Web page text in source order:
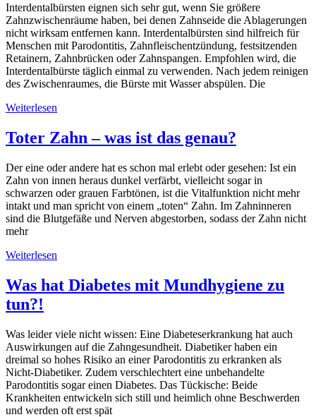
Interdentalbürsten eignen sich sehr gut, wenn Sie größere
Zahnzwischenräume haben, bei denen Zahnseide die Ablagerungen
nicht wirksam entfernen kann. Interdentalbürsten sind hilfreich für
Menschen mit Parodontitis, Zahnfleischentzündung, festsitzenden
Retainern, Zahnbrücken oder Zahnspangen. Empfohlen wird, die
Interdentalbürste täglich einmal zu verwenden. Nach jedem reinigen
des Zwischenraumes, die Bürste mit Wasser abspülen. Die
Weiterlesen
Toter Zahn – was ist das genau?
Der eine oder andere hat es schon mal erlebt oder gesehen: Ist ein
Zahn von innen heraus dunkel verfärbt, vielleicht sogar in
schwarzen oder grauen Farbtönen, ist die Vitalfunktion nicht mehr
intakt und man spricht von einem „toten“ Zahn. Im Zahninneren
sind die Blutgefäße und Nerven abgestorben, sodass der Zahn nicht
mehr
Weiterlesen
Was hat Diabetes mit Mundhygiene zu
tun?!
Was leider viele nicht wissen: Eine Diabeteserkrankung hat auch
Auswirkungen auf die Zahngesundheit. Diabetiker haben ein
dreimal so hohes Risiko an einer Parodontitis zu erkranken als
Nicht-Diabetiker. Zudem verschlechtert eine unbehandelte
Parodontitis sogar einen Diabetes. Das Tückische: Beide
Krankheiten entwickeln sich still und heimlich ohne Beschwerden
und werden oft erst spät